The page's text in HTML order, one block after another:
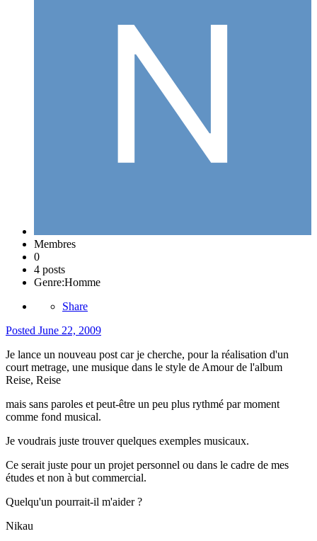
Membres
0
4 posts
Genre:Homme
Share
Posted June 22, 2009
Je lance un nouveau post car je cherche, pour la réalisation d'un
court metrage, une musique dans le style de Amour de l'album
Reise, Reise
mais sans paroles et peut-être un peu plus rythmé par moment
comme fond musical.
Je voudrais juste trouver quelques exemples musicaux.
Ce serait juste pour un projet personnel ou dans le cadre de mes
études et non à but commercial.
Quelqu'un pourrait-il m'aider ?
Nikau